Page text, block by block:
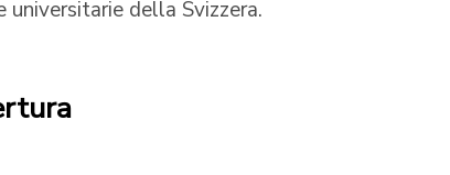
della Svizzera.